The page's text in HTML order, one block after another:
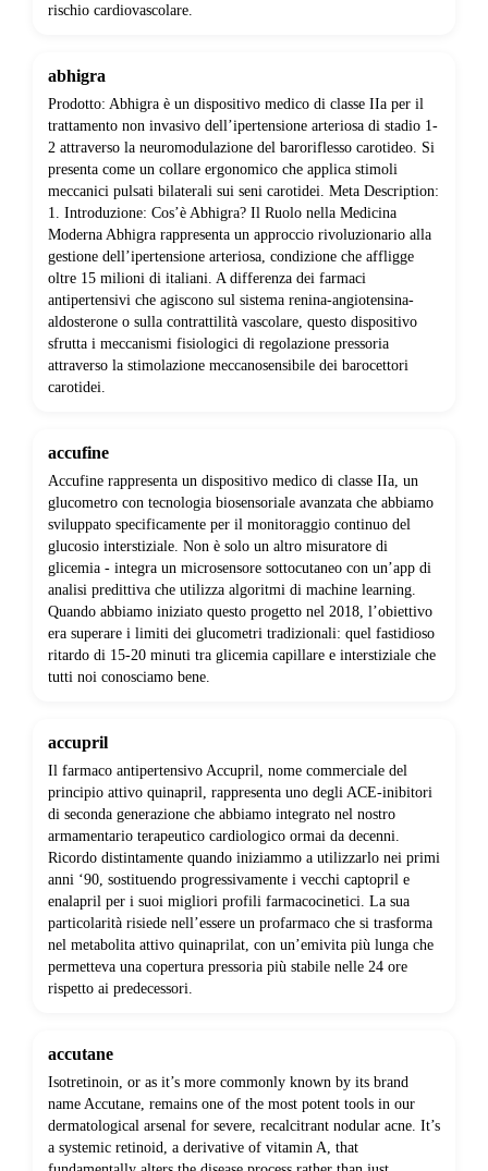
rischio cardiovascolare.
abhigra
Prodotto: Abhigra è un dispositivo medico di classe IIa per il
trattamento non invasivo dell’ipertensione arteriosa di stadio 1-
2 attraverso la neuromodulazione del baroriflesso carotideo. Si
presenta come un collare ergonomico che applica stimoli
meccanici pulsati bilaterali sui seni carotidei. Meta Description:
1. Introduzione: Cos’è Abhigra? Il Ruolo nella Medicina
Moderna Abhigra rappresenta un approccio rivoluzionario alla
gestione dell’ipertensione arteriosa, condizione che affligge
oltre 15 milioni di italiani. A differenza dei farmaci
antipertensivi che agiscono sul sistema renina-angiotensina-
aldosterone o sulla contrattilità vascolare, questo dispositivo
sfrutta i meccanismi fisiologici di regolazione pressoria
attraverso la stimolazione meccanosensibile dei barocettori
carotidei.
accufine
Accufine rappresenta un dispositivo medico di classe IIa, un
glucometro con tecnologia biosensoriale avanzata che abbiamo
sviluppato specificamente per il monitoraggio continuo del
glucosio interstiziale. Non è solo un altro misuratore di
glicemia - integra un microsensore sottocutaneo con un’app di
analisi predittiva che utilizza algoritmi di machine learning.
Quando abbiamo iniziato questo progetto nel 2018, l’obiettivo
era superare i limiti dei glucometri tradizionali: quel fastidioso
ritardo di 15-20 minuti tra glicemia capillare e interstiziale che
tutti noi conosciamo bene.
accupril
Il farmaco antipertensivo Accupril, nome commerciale del
principio attivo quinapril, rappresenta uno degli ACE-inibitori
di seconda generazione che abbiamo integrato nel nostro
armamentario terapeutico cardiologico ormai da decenni.
Ricordo distintamente quando iniziammo a utilizzarlo nei primi
anni ‘90, sostituendo progressivamente i vecchi captopril e
enalapril per i suoi migliori profili farmacocinetici. La sua
particolarità risiede nell’essere un profarmaco che si trasforma
nel metabolita attivo quinaprilat, con un’emivita più lunga che
permetteva una copertura pressoria più stabile nelle 24 ore
rispetto ai predecessori.
accutane
Isotretinoin, or as it’s more commonly known by its brand
name Accutane, remains one of the most potent tools in our
dermatological arsenal for severe, recalcitrant nodular acne. It’s
a systemic retinoid, a derivative of vitamin A, that